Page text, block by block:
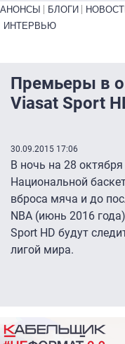
Primary links bottom
АНОНСЫ БЛОГИ
ИНТЕРВЬЮ
Премьеры в
Viasat Sport
30.09.2015 17:06
В ночь на 28 октября
Национальной
вброса мяча и до
NBA (июнь 2016
Sport HD будут
лигой мира.